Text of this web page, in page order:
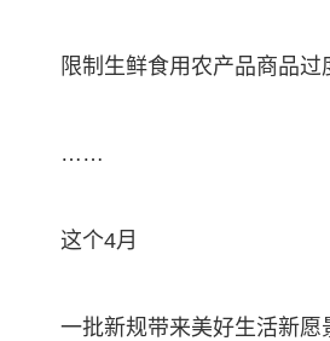
限制生鲜食用农产品商品过
……
这个4月
一批新规带来美好生活新愿